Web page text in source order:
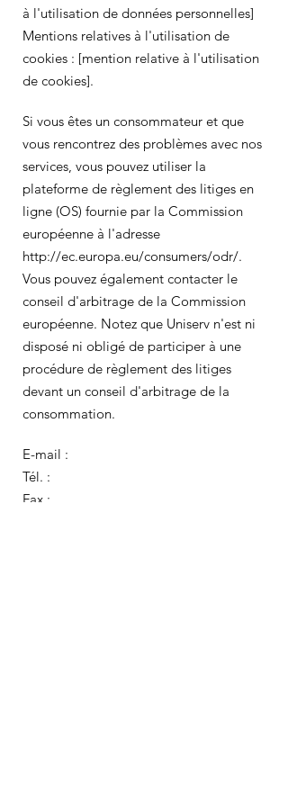
à l'utilisation de données personnelles]
Mentions relatives à l'utilisation de
cookies : [mention relative à l'utilisation
de cookies].
Si vous êtes un consommateur et que
vous rencontrez des problèmes avec nos
services, vous pouvez utiliser la
plateforme de règlement des litiges en
ligne (OS) fournie par la Commission
européenne à l'adresse
http://ec.europa.eu/consumers/odr/.
Vous pouvez également contacter le
conseil d'arbitrage de la Commission
européenne. Notez que Uniserv n'est ni
disposé ni obligé de participer à une
procédure de règlement des litiges
devant un conseil d'arbitrage de la
consommation.
E-mail :
Tél. :
Fax :